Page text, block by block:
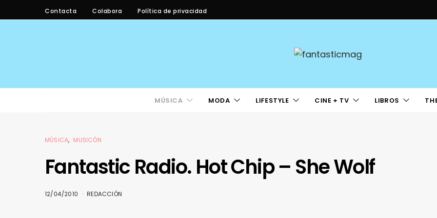
Contacta Colabora Política de privacidad
MÚSICA MODA LIFESTYLE CINE + TV LIBROS
MÚSICA MUSICÓN
Fantastic Radio. Hot Chip – She Wolf
12/04/2010 REDACCIÓN